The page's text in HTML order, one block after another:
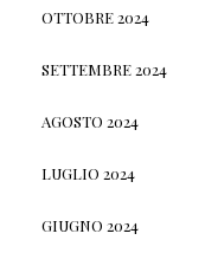
OTTOBRE 2024
SETTEMBRE 2024
AGOSTO 2024
LUGLIO 2024
GIUGNO 2024